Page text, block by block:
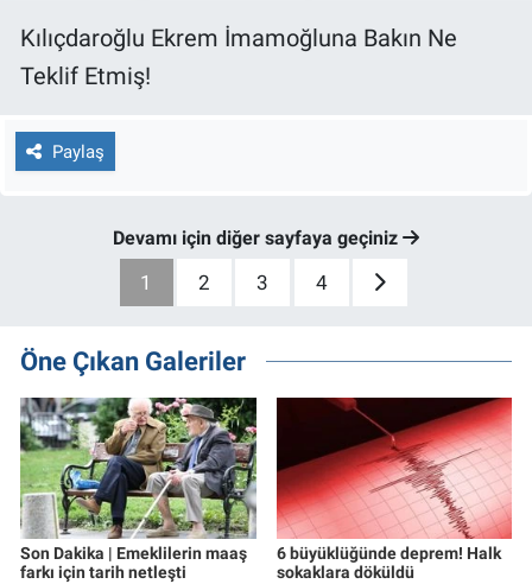
Kılıçdaroğlu Ekrem İmamoğluna Bakın Ne
Teklif Etmiş!
Paylaş
Devamı için diğer sayfaya geçiniz
1 2 3 4
Öne Çıkan Galeriler
Son Dakika | Emeklilerin maaş
farkı için tarih netleşti
6 büyüklüğünde deprem! Halk
sokaklara döküldü